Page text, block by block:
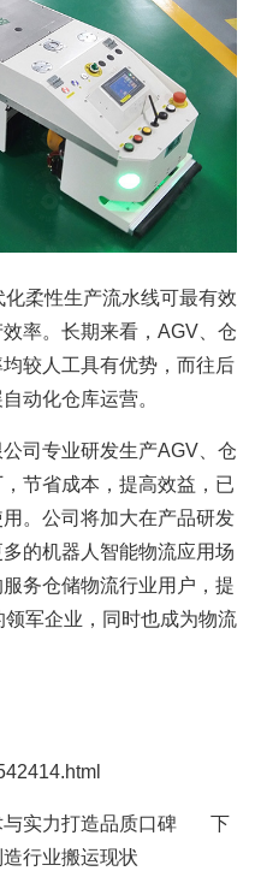
柔性生产流水线可最有效
率。长期来看，AGV、仓
较人工具有优势，而往后
动化仓库运营。
司专业研发生产AGV、仓
节省成本，提高效益，已
。公司将加大在产品研发
的机器人智能物流应用场
务仓储物流行业用户，提
军企业，同时也成为物流
实力打造品质口碑 下
行业搬运现状